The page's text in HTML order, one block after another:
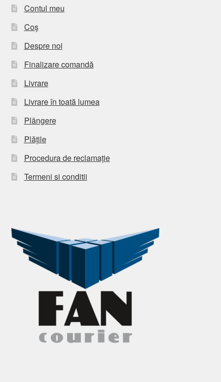
Contul meu
Coș
Despre noi
Finalizare comandă
Livrare
Livrare în toată lumea
Plângere
Plățile
Procedura de reclamație
Termeni si conditii